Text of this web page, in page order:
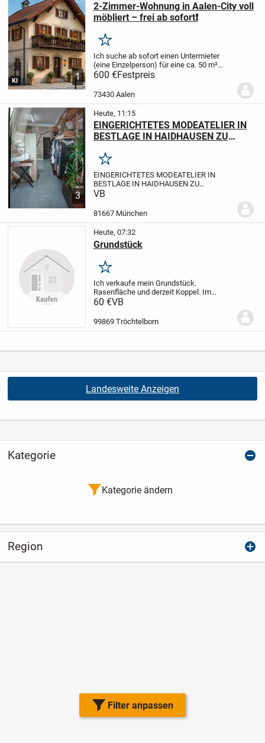
Filter anpassen
1
KI
2-Zimmer-Wohnung in Aalen-City voll
möbliert – frei ab sofort❗️
Merken
Ich suche ab sofort einen Untermieter
(eine Einzelperson) für eine ca. 50 m²
große, voll möblierte 2-Zimmer-
Dachgeschosswohnung in bester Lage
der Aalen-City.
600 €Festpreis
73430 Aalen
3
Heute, 11:15
EINGERICHTETES MODEATELIER IN
BESTLAGE IN HAIDHAUSEN ZU
Merken
EINGERICHTETES MODEATELIER IN
BESTLAGE IN HAIDHAUSEN ZU
VERKAUFEN
DesignKUNDSCHAFT
VB
81667 München
Heute, 07:32
Grundstück
Merken
Ich verkaufe mein Grundstück.
Rasenfläche und derzeit Koppel. Im
deklarierten Flächennutzungsplan der VG
so dass es zukünftig bebaut werden
kann. Nach Rücksprache...
60 €VB
99869 Tröchtelborn
Landesweite Anzeigen
Kategorie
Kategorie ändern
Region